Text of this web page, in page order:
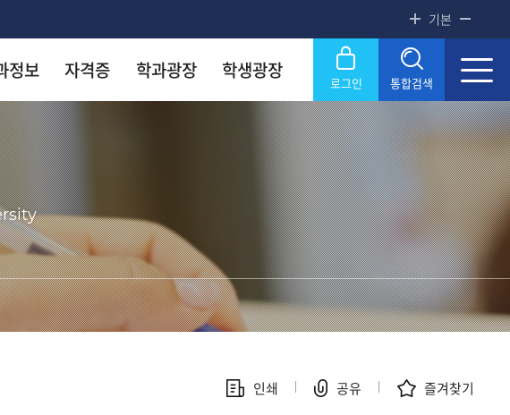
기본
착한 등록금! 수준높은 4년제 국립대
KNOUSERVICE
정보
착한 등록금! 수준높은 4년제 국립대
KNOUSERVICE
자격증
착한 등록금! 수준높은 4년제 국립대
KNOUSERVICE
학과광장
착한 등록금! 수준높은 4년제 국립대
KNOUSERVICE
학생광장
착한 등록금! 수준높은 4년제 국립대
KNOUSERVICE
로그인 통합검색
닫기
인쇄 공유 즐겨찾기